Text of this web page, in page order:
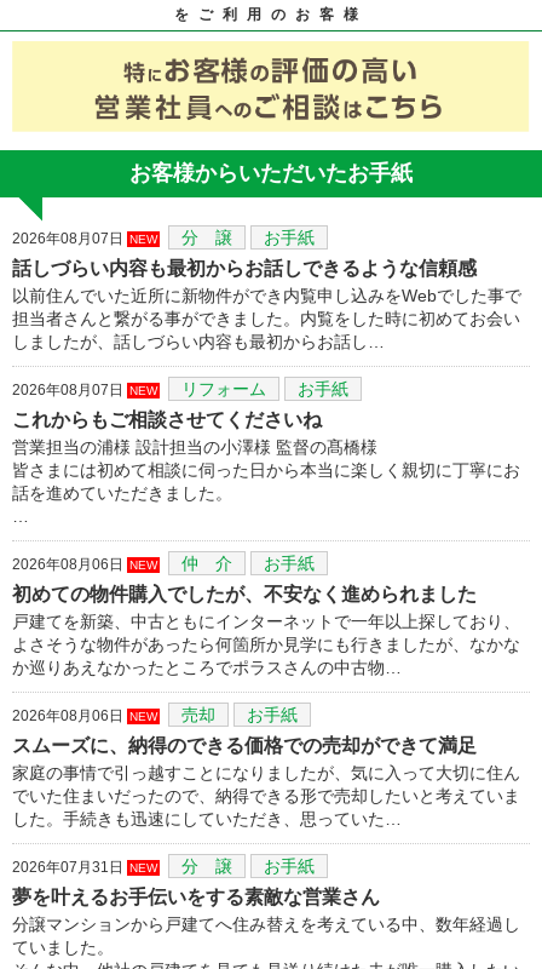
をご利用のお客様
お客様からいただいたお手紙
2026年08月07日 NEW 分 譲 お手紙
話しづらい内容も最初からお話しできるような信頼感
以前住んでいた近所に新物件ができ内覧申し込みをWebでした事で
担当者さんと繋がる事ができました。内覧をした時に初めてお会い
しましたが、話しづらい内容も最初からお話し…
2026年08月07日 NEW リフォーム お手紙
これからもご相談させてくださいね
営業担当の浦様 設計担当の小澤様 監督の髙橋様
皆さまには初めて相談に伺った日から本当に楽しく親切に丁寧にお
話を進めていただきました。
2026年08月06日 NEW 仲 介 お手紙
初めての物件購入でしたが、不安なく進められました
戸建てを新築、中古ともにインターネットで一年以上探しており、
よさそうな物件があったら何箇所か見学にも行きましたが、なかな
か巡りあえなかったところでポラスさんの中古物…
2026年08月06日 NEW 売却 お手紙
スムーズに、納得のできる価格での売却ができて満足
家庭の事情で引っ越すことになりましたが、気に入って大切に住ん
でいた住まいだったので、納得できる形で売却したいと考えていま
した。手続きも迅速にしていただき、思っていた…
2026年07月31日 NEW 分 譲 お手紙
夢を叶えるお手伝いをする素敵な営業さん
分譲マンションから戸建てへ住み替えを考えている中、数年経過し
ていました。